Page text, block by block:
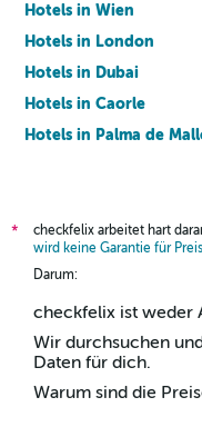
Hotels in Wien
Hotels in London
Hotels in Dubai
Hotels in Caorle
Hotels in Palma de
*
checkfelix arbeitet hart
wird keine Garantie für
Darum:
checkfelix ist weder
Wir durchsuchen
Daten für dich.
Warum sind die